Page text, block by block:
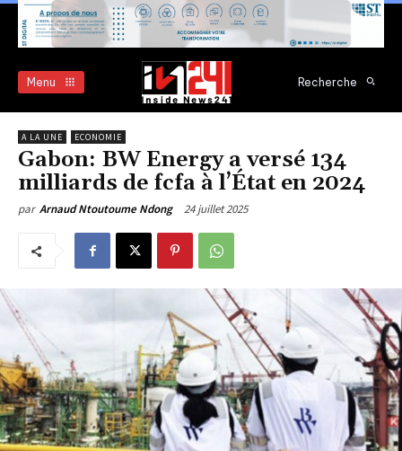
Menu Recherche
A LA UNE ECONOMIE
Gabon: BW Energy a versé 134
milliards de fcfa à l’État en 2024
par Arnaud Ntoutoume Ndong 24 juillet 2025